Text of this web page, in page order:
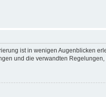
ist in wenigen Augenblicken
und die verwandten